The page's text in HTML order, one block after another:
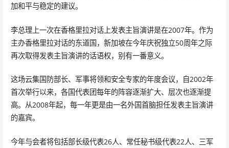
加和平与稳定的建议。
李总理上一次在香格里拉对话上发表主旨演讲是在2007年。作为
主办香格里拉对话的东道国，新加坡在今年庆祝独立50周年之际
再次取得发表主旨演讲的话语权，别有一番意义。
这场云集国防部长、军事将领和安全专家的年度会议，自2002年
首次举行以来，各国代表团每年的阵容逐渐扩大、层次也逐渐提
高。从2008年起，每一年更是由一名外国首脑担任发表主旨演讲
的嘉宾。
今年与会者将包括部长级代表26人、常任秘书级代表22人、三军